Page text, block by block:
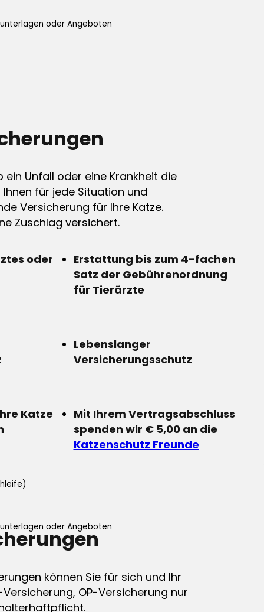
oder Angeboten
Unfall oder eine Krankheit die
für jede Situation und
Versicherung für Ihre Katze.
Zuschlag versichert.
oder
Erstattung bis zum 4-fachen
Satz der Gebührenordnung
für Tierärzte
Lebenslanger
Versicherungsschutz
Katze
Mit Ihrem Vertragsabschluss
spenden wir € 5,00 an die
Katzenschutz Freunde
oder Angeboten
können Sie für sich und Ihr
OP-Versicherung nur